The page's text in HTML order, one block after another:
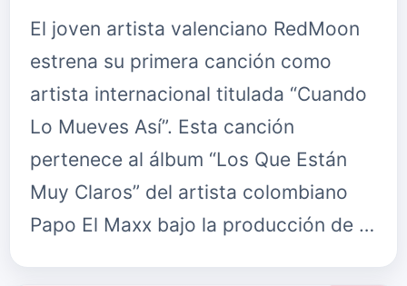
El joven artista valenciano RedMoon
estrena su primera canción como
artista internacional titulada “Cuando
Lo Mueves Así”. Esta canción
pertenece al álbum “Los Que Están
Muy Claros” del artista colombiano
Papo El Maxx bajo la producción de …